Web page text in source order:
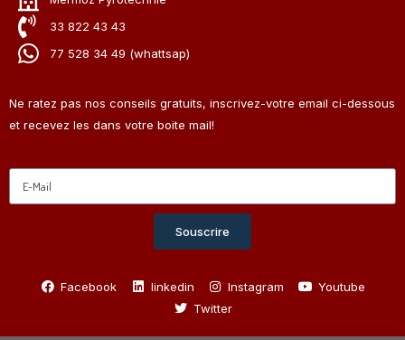
33 822 43 43
77 528 34 49 (whattsap)
Ne ratez pas nos conseils gratuits, inscrivez-votre email ci-dessous
et recevez les dans votre boite mail!
Souscrire
Facebook linkedin Instagram
Youtube
Twitter